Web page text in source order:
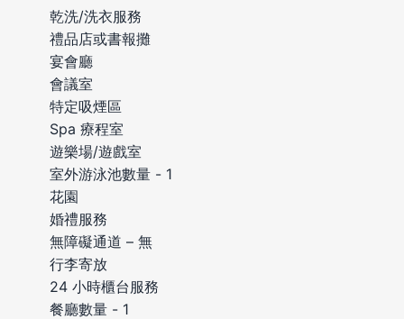
乾洗/洗衣服務
禮品店或書報攤
宴會廳
會議室
特定吸煙區
Spa 療程室
遊樂場/遊戲室
室外游泳池數量 - 1
花園
婚禮服務
無障礙通道 – 無
行李寄放
24 小時櫃台服務
餐廳數量 - 1